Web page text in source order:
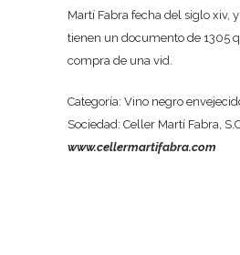
Martí Fabra fecha del siglo xiv,
tienen un documento de 1305
compra de una vid.
Categoría: Vino negro
Sociedad: Celler Martí Fabra,
www.cellermartifabra.com